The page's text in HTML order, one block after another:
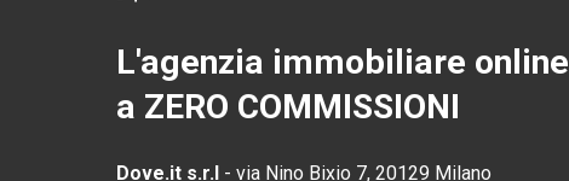
L'agenzia immobiliare online
a ZERO COMMISSIONI
Dove.it s.r.l - via Nino Bixio 7, 20129 Milano